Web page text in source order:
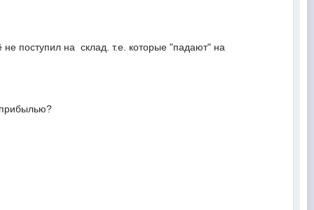
поступил на склад. т.е. которые "падают" на